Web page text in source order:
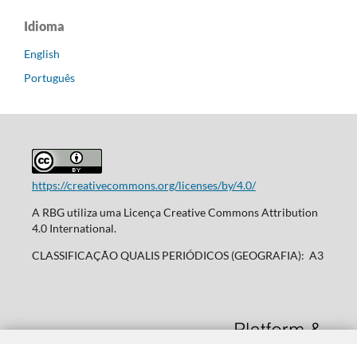
Idioma
English
Português
https://creativecommons.org/licenses/by/4.0/
A RBG utiliza uma Licença Creative Commons Attribution
4.0 International.
CLASSIFICAÇÃO QUALIS PERIÓDICOS (GEOGRAFIA): A3